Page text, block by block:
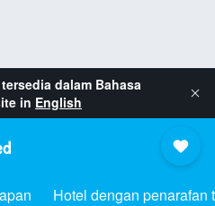
dalam Bahasa
in English
Hotel dengan penarafan